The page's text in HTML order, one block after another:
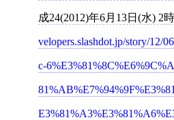
成24(2012)年6月13日(水) 2
velopers.slashdot.jp/story/12/
c-